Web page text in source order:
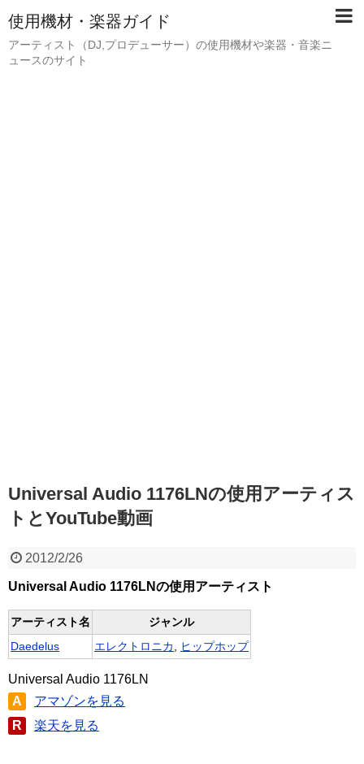
使用機材・楽器ガイド
アーティスト（DJ,プロデューサー）の使用機材や楽器・音楽ニ
ュースのサイト
Universal Audio 1176LNの使用アーティス
トとYouTube動画
2012/2/26
Universal Audio 1176LNの使用アーティスト
アーティスト名
ジャンル
Daedelus
エレクトロニカ , ヒップホップ
Universal Audio 1176LN
A
アマゾンを見る
R
楽天を見る